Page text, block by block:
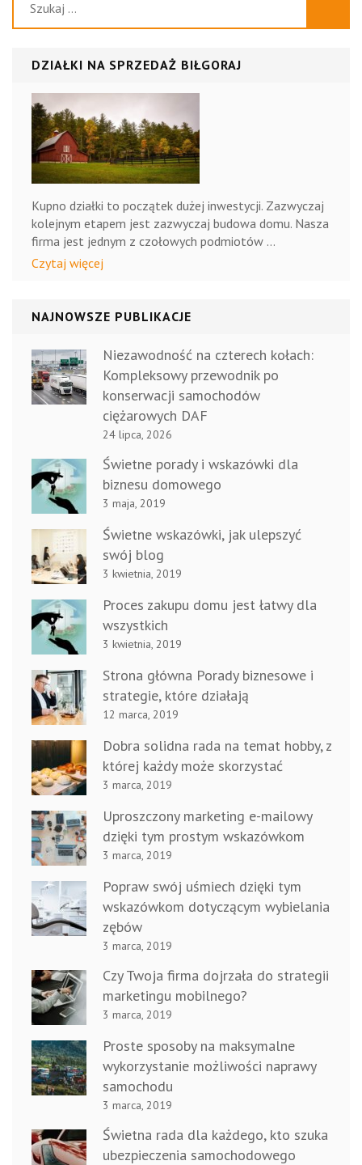
operacji
DZIAŁKI NA SPRZEDAŻ BIŁGORAJ
Kupno działki to początek dużej inwestycji. Zazwyczaj
kolejnym etapem jest zazwyczaj budowa domu. Nasza
firma jest jednym z czołowych podmiotów …
Czytaj więcej
NAJNOWSZE PUBLIKACJE
Niezawodność na czterech kołach:
Kompleksowy przewodnik po
konserwacji samochodów
ciężarowych DAF
24 lipca, 2026
Świetne porady i wskazówki dla
biznesu domowego
3 maja, 2019
Świetne wskazówki, jak ulepszyć
swój blog
3 kwietnia, 2019
Proces zakupu domu jest łatwy dla
wszystkich
3 kwietnia, 2019
Strona główna Porady biznesowe i
strategie, które działają
12 marca, 2019
Dobra solidna rada na temat hobby, z
której każdy może skorzystać
3 marca, 2019
Uproszczony marketing e-mailowy
dzięki tym prostym wskazówkom
3 marca, 2019
Popraw swój uśmiech dzięki tym
wskazówkom dotyczącym wybielania
zębów
3 marca, 2019
Czy Twoja firma dojrzała do strategii
marketingu mobilnego?
3 marca, 2019
Proste sposoby na maksymalne
wykorzystanie możliwości naprawy
samochodu
3 marca, 2019
Świetna rada dla każdego, kto szuka
ubezpieczenia samochodowego